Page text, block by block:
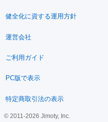
健全化に資する運用方針
運営会社
ご利用ガイド
PC版で表示
特定商取引法の表示
© 2011-2026 Jimoty, Inc.